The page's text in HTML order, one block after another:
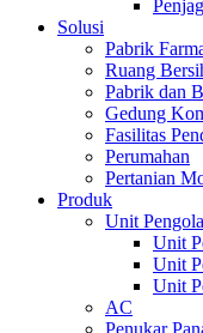
Solusi
Pabrik
Ruang
Pabrik dan
Gedung
Fasilitas
Perumahan
Pertanian
Produk
Unit
Unit
Unit
Unit
AC
Penukar